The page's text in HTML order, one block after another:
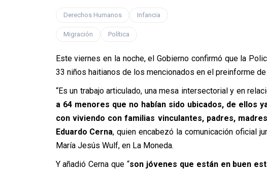
Derechos Humanos Infancia
Migración Política
Este viernes en la noche, el Gobierno confirmó que la
33 niños haitianos de los mencionados en el preinforme
“Es un trabajo articulado, una mesa intersectorial y en
a 64 menores que no habían sido ubicados, de ellos
con viviendo con familias vinculantes, padres,
Eduardo Cerna, quien encabezó la comunicación oficial
María Jesús Wulf, en La Moneda.
Y añadió Cerna que “son jóvenes que están en buen